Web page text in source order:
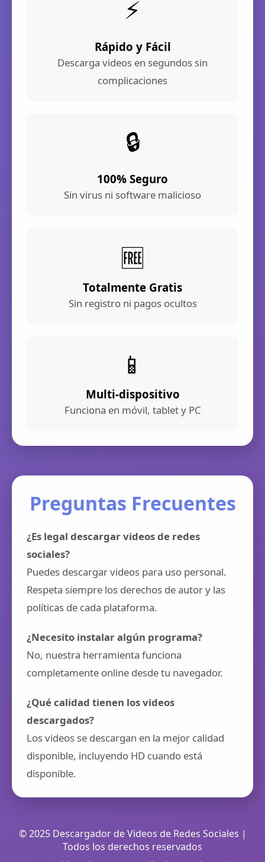
⚡
Rápido y Fácil
Descarga videos en segundos sin
complicaciones
🔒
100% Seguro
Sin virus ni software malicioso
🆓
Totalmente Gratis
Sin registro ni pagos ocultos
📱
Multi-dispositivo
Funciona en móvil, tablet y PC
Preguntas Frecuentes
¿Es legal descargar videos de redes
sociales?
Puedes descargar videos para uso personal.
Respeta siempre los derechos de autor y las
políticas de cada plataforma.
¿Necesito instalar algún programa?
No, nuestra herramienta funciona
completamente online desde tu navegador.
¿Qué calidad tienen los videos
descargados?
Los videos se descargan en la mejor calidad
disponible, incluyendo HD cuando está
disponible.
© 2025 Descargador de Videos de Redes Sociales |
Todos los derechos reservados